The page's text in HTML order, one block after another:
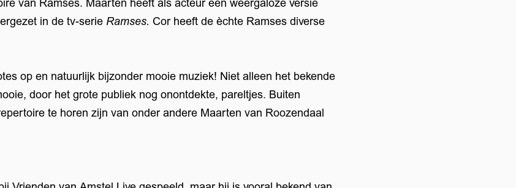
van Ramses. Maarten heeft als acteur een weergaloze versie
in de tv-serie Ramses. Cor heeft de èchte Ramses diverse
op en natuurlijk bijzonder mooie muziek! Niet alleen het bekende
door het grote publiek nog onontdekte, pareltjes. Buiten
te horen zijn van onder andere Maarten van Roozendaal
Inzoomen